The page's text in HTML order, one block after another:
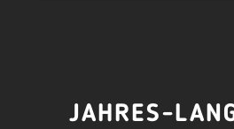
JAHRES-